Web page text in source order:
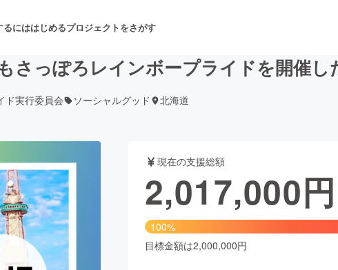
るにははじめるプロジェクトをさがす
舞台・パフォーマンス
フード・飲食店 ファッション
っぽろレインボープライドを開催し
ド実行委員会 ソーシャルグッド 北海道
現在の支援総額
2,017,000円
100%
目標金額は2,000,000円